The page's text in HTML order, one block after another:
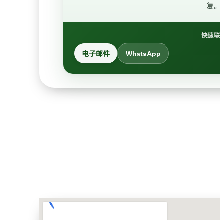
复
快速
电子邮件 WhatsApp